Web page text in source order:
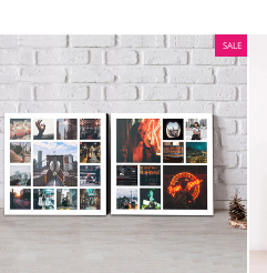
SALE